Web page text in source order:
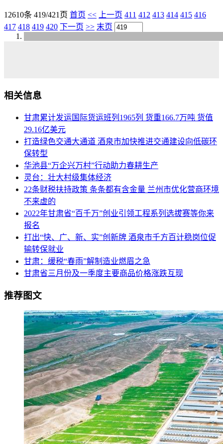
12610条 419/421页 首页 << 上一页 411 412 413 414 415 416
417 418 419 420 下一页 >> 末页
相关信息
甘肃累计发运国际货运班列1965列 货重166.7万吨 货值
29.16亿美元
打造绿色交通大通道 酒泉市加快推进交通建设向低碳环
保转型
华池县“万企兴万村”行动助力春耕生产
灵台：壮大村级集体经济
22条财税扶持政策 条条都有含金量 兰州市优化营商环境
不来虚的
2022年甘肃省“百千万”创业引领工程系列选拔赛等你来
报名
打出“快、广、新、实”创新牌 酒泉市千方百计稳岗位促
输转保就业
甘肃：缓税“春雨”解制造业燃眉之急
甘肃省三月份及一季度主要商品价格涨跌互现
推荐图文